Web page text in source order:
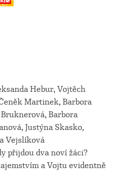
Hebur, Vojtěch
Martinek, Barbora
Barbora
Justýna Skasko,
Vejslíková
přijdou dva noví žáci?
a Vojtu evidentně